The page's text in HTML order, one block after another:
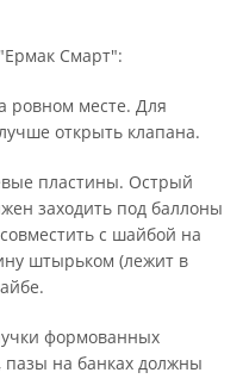
Смарт":
ровном месте. Для
открыть клапана.
пластины. Острый
заходить под баллоны
с шайбой на
штырьком (лежит в
формованных
пазы на банках должны